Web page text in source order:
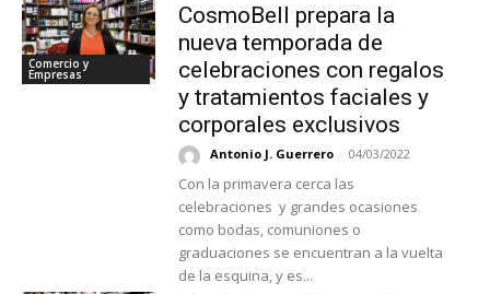
Comercio y
Empresas
CosmoBell prepara la
nueva temporada de
celebraciones con regalos
y tratamientos faciales y
corporales exclusivos
Antonio J. Guerrero - 04/03/2022
Con la primavera cerca las
celebraciones y grandes ocasiones
como bodas, comuniones o
graduaciones se encuentran a la vuelta
de la esquina, y es...